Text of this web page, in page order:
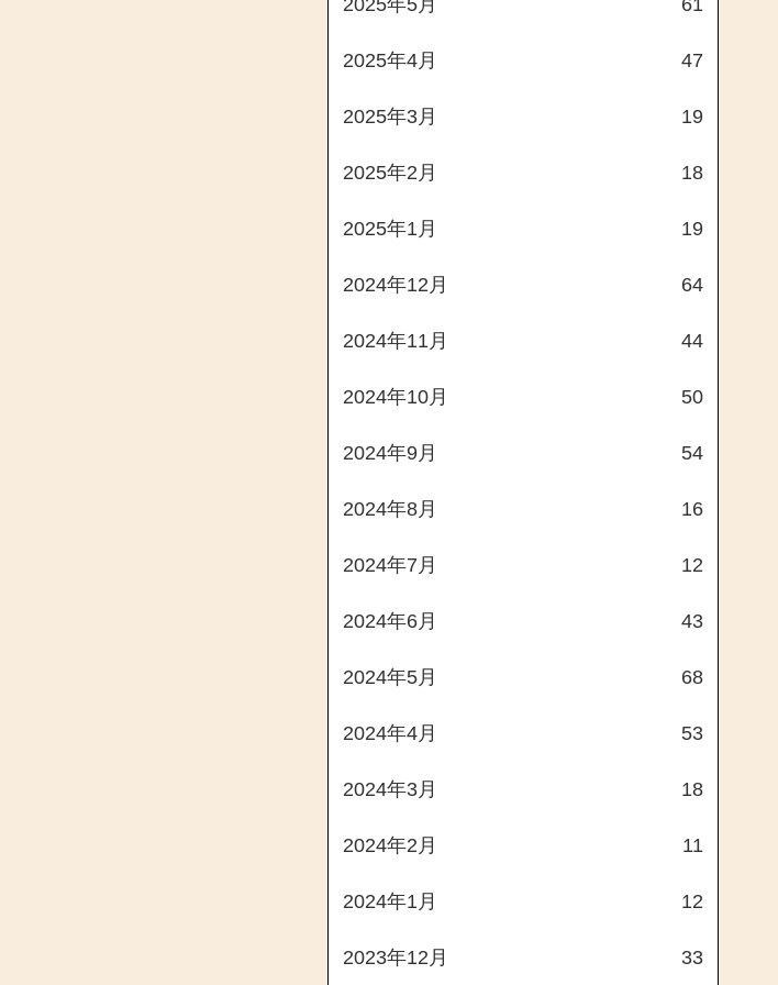
2025年4月 47
2025年3月 19
2025年2月 18
2025年1月 19
2024年12月 64
2024年11月 44
2024年10月 50
2024年9月 54
2024年8月 16
2024年7月 12
2024年6月 43
2024年5月 68
2024年4月 53
2024年3月 18
2024年2月 11
2024年1月 12
2023年12月 33